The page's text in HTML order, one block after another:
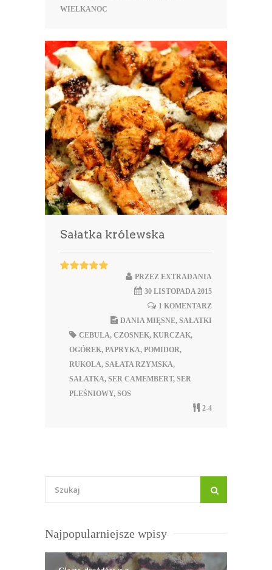
WIELKANOC
Sałatka królewska
PRZEZ EXTRADANIA
30 LISTOPADA 2015
1 KOMENTARZ
DANIA MIĘSNE, SAŁATKI
CEBULA, CZOSNEK, KURCZAK,
OGÓREK, PAPRYKA, POMIDOR,
RUKOLA, SAŁATA RZYMSKA,
SAŁATKA, SER CAMEMBERT, SER
PLEŚNIOWY, SOS
2-4
Najpopularniejsze wpisy